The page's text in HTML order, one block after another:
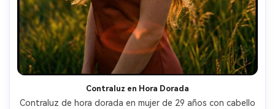
Contraluz en Hora Dorada
Contraluz de hora dorada en mujer de 29 años con cabello